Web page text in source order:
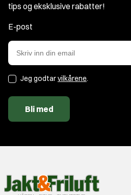
tips og eksklusive rabatter!
E-post
Jeg godtarvilkårene.
Bli med